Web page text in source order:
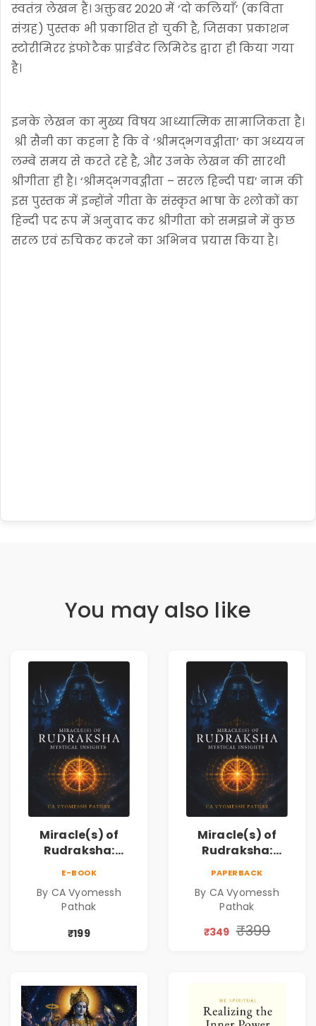
स्वतंत्र लेखन हैं। अक्तुबर 2020 में ‘दो कलियाँ’ (कविता
संग्रह) पुस्तक भी प्रकाशित हो चुकी है, जिसका प्रकाशन
स्टोरीमिरर इंफोटैक प्राईवेट लिमिटेड द्वारा ही किया गया
है।
इनके लेखन का मुख्य विषय आध्यात्मिक सामाजिकता है।
श्री सैनी का कहना है कि वे ‘श्रीमद्भगवद्गीता’ का अध्ययन
लम्बे समय से करते रहे है, और उनके लेखन की सारथी
श्रीगीता ही है। ‘श्रीमद्भगवद्गीता – सरल हिन्दी पद्य’ नाम की
इस पुस्तक में इन्होंने गीता के संस्कृत भाषा के श्लोकों का
हिन्दी पद रूप में अनुवाद कर श्रीगीता को समझने में कुछ
सरल एवं रुचिकर करने का अभिनव प्रयास किया है।
You may also like
Miracle(s) of
Rudraksha:
to Rudraksha,
Divine Energy &
Hindu Wisdom
E-BOOK
By CA Vyomessh
Pathak
₹199
Miracle(s) of
Rudraksha:
to Rudraksha,
Divine Energy &
Hindu Wisdom
PAPERBACK
By CA Vyomessh
Pathak
₹349 ₹399